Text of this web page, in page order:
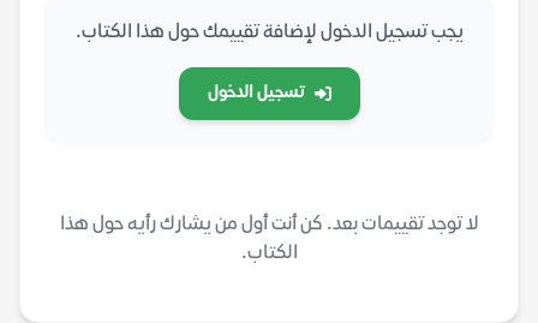
يجب تسجيل الدخول لإضافة تقييمك حول هذا الكتاب.
تسجيل الدخول
لا توجد تقييمات بعد. كن أنت أول من يشارك رأيه حول هذا
الكتاب.